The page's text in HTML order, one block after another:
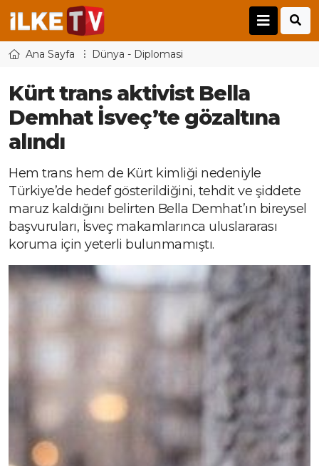
Ana Sayfa Dünya - Diplomasi
Kürt trans aktivist Bella
Demhat İsveç’te gözaltına
alındı
Hem trans hem de Kürt kimliği nedeniyle
Türkiye’de hedef gösterildiğini, tehdit ve şiddete
maruz kaldığını belirten Bella Demhat’ın bireysel
başvuruları, İsveç makamlarınca uluslararası
koruma için yeterli bulunmamıştı.